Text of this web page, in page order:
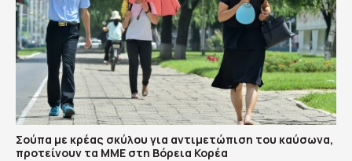
Σούπα με κρέας σκύλου για αντιμετώπιση του καύσωνα,
προτείνουν τα ΜΜΕ στη Βόρεια Κορέα